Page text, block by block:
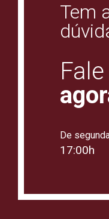
Tem
Fale
De
17:00h